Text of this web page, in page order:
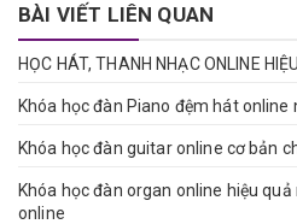
BÀI VIẾT LIÊN QUAN
HỌC HÁT, THANH NHẠC ONLINE
Khóa học đàn Piano đệm hát
Khóa học đàn guitar online cơ bản
Khóa học đàn organ online hiệu
online